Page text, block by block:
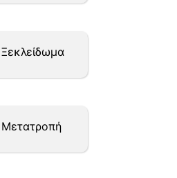
Ξεκλείδωμα
Μετατροπή